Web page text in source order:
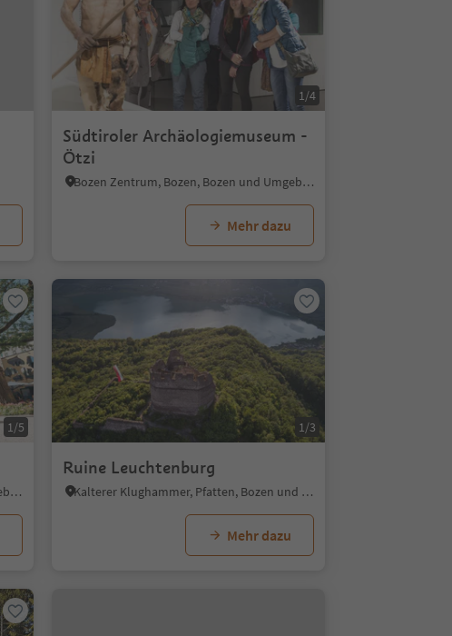
1/4
Südtiroler Archäologiemuseum -
Ötzi
Bozen Zentrum, Bozen, Bozen und Umgebung
Mehr dazu
1/5
Bozen Zentrum, Bozen, Bozen und Umgebung
1/3
Ruine Leuchtenburg
Kalterer Klughammer, Pfatten, Bozen und Umgebung
Mehr dazu